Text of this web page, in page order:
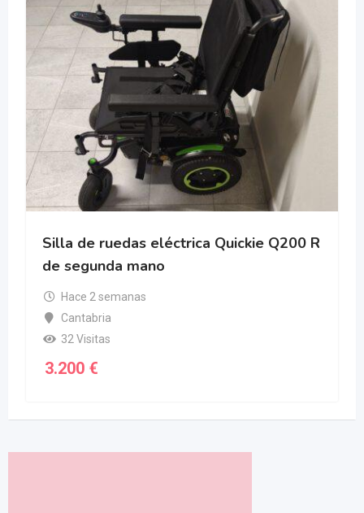
Q200 R Silla de ruedas q50r carbon
Hace 3 semanas